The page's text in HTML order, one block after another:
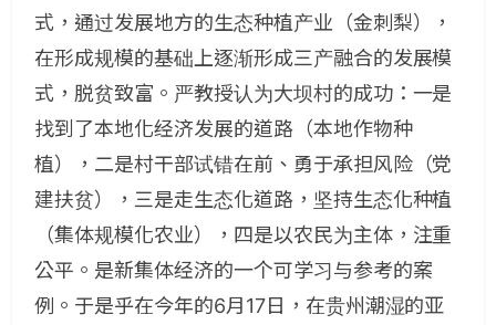
式，通过发展地方的生态种植产业（金刺梨），
在形成规模的基础上逐渐形成三产融合的发展模
式，脱贫致富。严教授认为大坝村的成功：一是
找到了本地化经济发展的道路（本地作物种
植），二是村干部试错在前、勇于承担风险（党
建扶贫），三是走生态化道路，坚持生态化种植
（集体规模化农业），四是以农民为主体，注重
公平。是新集体经济的一个可学习与参考的案
例。于是乎在今年的6月17日，在贵州潮湿的亚